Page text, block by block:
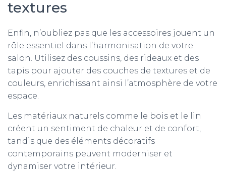
textures
Enfin, n’oubliez pas que les accessoires jouent un
rôle essentiel dans l’harmonisation de votre
salon. Utilisez des coussins, des rideaux et des
tapis pour ajouter des couches de textures et de
couleurs, enrichissant ainsi l’atmosphère de votre
espace.
Les matériaux naturels comme le bois et le lin
créent un sentiment de chaleur et de confort,
tandis que des éléments décoratifs
contemporains peuvent moderniser et
dynamiser votre intérieur.